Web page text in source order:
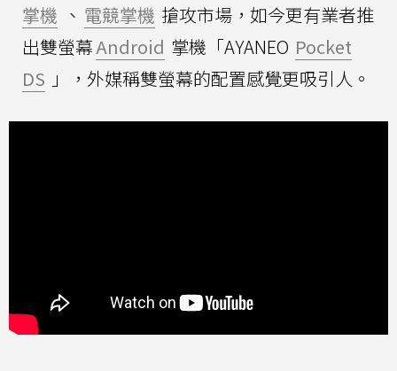
掌機 、 電競掌機 搶攻市場，如今更有業者推
出雙螢幕Android 掌機「AYANEO Pocket
DS 」，外媒稱雙螢幕的配置感覺更吸引人。